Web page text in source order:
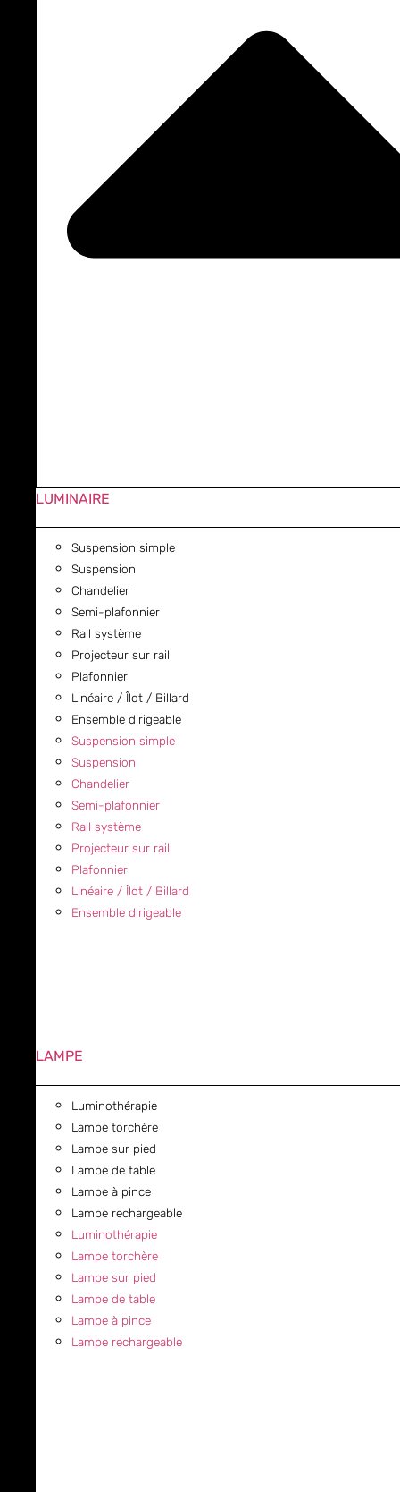
LUMINAIRE
Suspension simple
Suspension
Chandelier
Semi-plafonnier
Rail système
Projecteur sur rail
Plafonnier
Linéaire / Îlot / Billard
Ensemble dirigeable
Suspension simple
Suspension
Chandelier
Semi-plafonnier
Rail système
Projecteur sur rail
Plafonnier
Linéaire / Îlot / Billard
Ensemble dirigeable
LAMPE
Luminothérapie
Lampe torchère
Lampe sur pied
Lampe de table
Lampe à pince
Lampe rechargeable
Luminothérapie
Lampe torchère
Lampe sur pied
Lampe de table
Lampe à pince
Lampe rechargeable